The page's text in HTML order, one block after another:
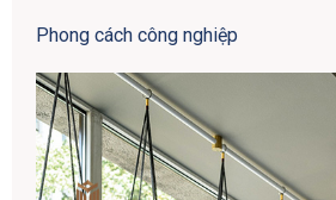
Phong cách công nghiệp